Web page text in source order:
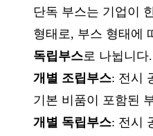
단독 부스는 기업이
형태로, 부스 형태에
독립부스로 나뉩니다.
개별 조립부스: 전시
기본 비품이 포함된
개별 독립부스: 전시